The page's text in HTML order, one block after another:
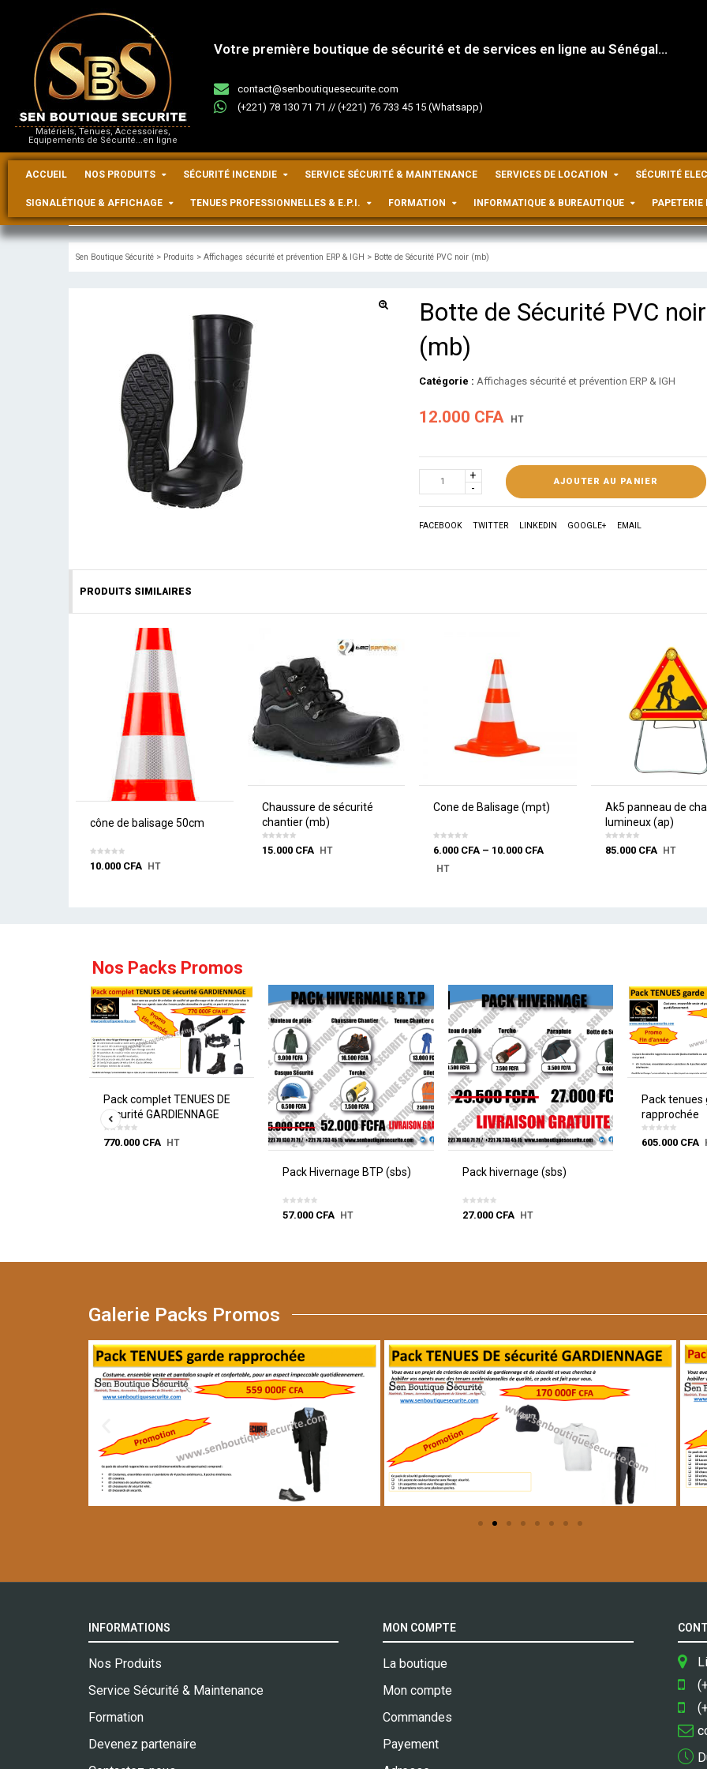
Matériels, Tenues, Accessoires,
Equipements de Sécurité...en ligne
Votre première boutique de sécurité et de services en ligne au Sénégal...
contact@senboutiquesecurite.com
(+221) 78 130 71 71 // (+221) 76 733 45 15 (Whatsapp)
ACCUEIL NOS PRODUITS SÉCURITÉ INCENDIE SERVICE SÉCURITÉ & MAINTENANCE SERVICES DE LOCATION SÉCURITÉ
SIGNALÉTIQUE & AFFICHAGE TENUES PROFESSIONNELLES & E.P.I. FORMATION INFORMATIQUE & BUREAUTIQUE
Sen Boutique Sécurité > Produits > Affichages sécurité et prévention ERP & IGH > Botte de Sécurité PVC noir (mb)
Botte de Sécurité PVC noir
(mb)
Catégorie : Affichages sécurité et prévention ERP & IGH
12.000 CFA HT
AJOUTER AU PANIER
FACEBOOK TWITTER LINKEDIN GOOGLE+ EMAIL
PRODUITS SIMILAIRES
cône de balisage 50cm
10.000 CFA HT
Chaussure de sécurité
chantier (mb)
15.000 CFA HT
Cone de Balisage (mpt)
6.000 CFA – 10.000 CFA
HT
Ak5 panneau de
lumineux (ap)
85.000 CFA HT
Nos Packs Promos
Pack complet TENUES DE
sécurité GARDIENNAGE
770.000 CFA HT
Pack Hivernage BTP (sbs)
57.000 CFA HT
Pack hivernage (sbs)
27.000 CFA HT
Pack tenues
rapprochée
605.000 CFA
Galerie Packs Promos
INFORMATIONS
Nos Produits
Service Sécurité & Maintenance
Formation
Devenez partenaire
MON COMPTE
La boutique
Mon compte
Commandes
Payement